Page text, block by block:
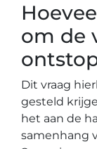
om de
Dit vraag
gesteld
het aan de
samenhang